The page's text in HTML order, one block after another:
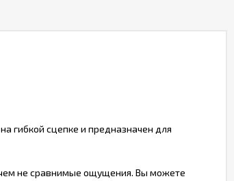
гибкой сцепке и предназначен для
чем не сравнимые ощущения. Вы можете